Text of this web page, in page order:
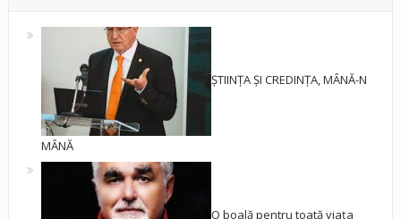
ȘTIINȚA ȘI CREDINȚA, MÂNĂ-N
MÂNĂ
O boală pentru toată viața